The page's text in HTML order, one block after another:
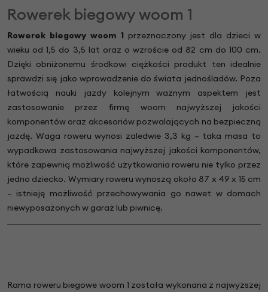
Rowerek biegowy woom 1
Rowerek biegowy woom 1 przeznaczony jest dla dzieci w
wieku od 1,5 do 3,5 lat oraz o wzroście od 82 cm do 100 cm.
Dzięki obniżonemu środkowi ciężkości produkt ten idealnie
sprawdzi się jako wprowadzenie do świata jednośladów. Poza
łatwością nauki jazdy kolejnym ważnym aspektem jest
zastosowanie przez firmę woom najwyższej jakości
komponentów oraz akcesoriów pozwalających na bezpieczną
jazdę. Waga roweru wynosi zaledwie 3,3 kg – taka masa to
wypadkowa zastosowania najwyższej jakości komponentów,
które zapewnią możliwość użytkowania roweru nie tylko przez
jedno dziecko. Wymiary roweru wynoszą około 87 x 49 x 15 cm
– istnieję możliwość przechowywania go nawet w domach
niewyposażonych w garaż lub piwnicę.
Rama roweru biegowe woom 1 została wykonana z najwyższej